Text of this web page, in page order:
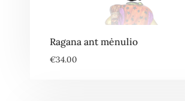
Ragana ant mėnulio
€34.00